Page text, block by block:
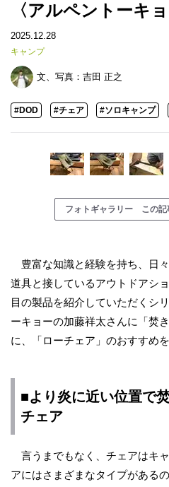
〈アルペントーキ
2025.12.28
キャンプ
文、写真： 吉田 正之
#DOD #チェア #ソロキャンプ
フォトギャラリー この記
豊富な知識と経験を持ち、日
道具と接しているアウトドアシ
目の製品を紹介していただくシ
ーキョーの加藤祥太さんに「焚
に、「ローチェア」のおすすめ
■より炎に近い位置で
チェア
言うまでもなく、チェアはキ
アにはさまざまなタイプがある